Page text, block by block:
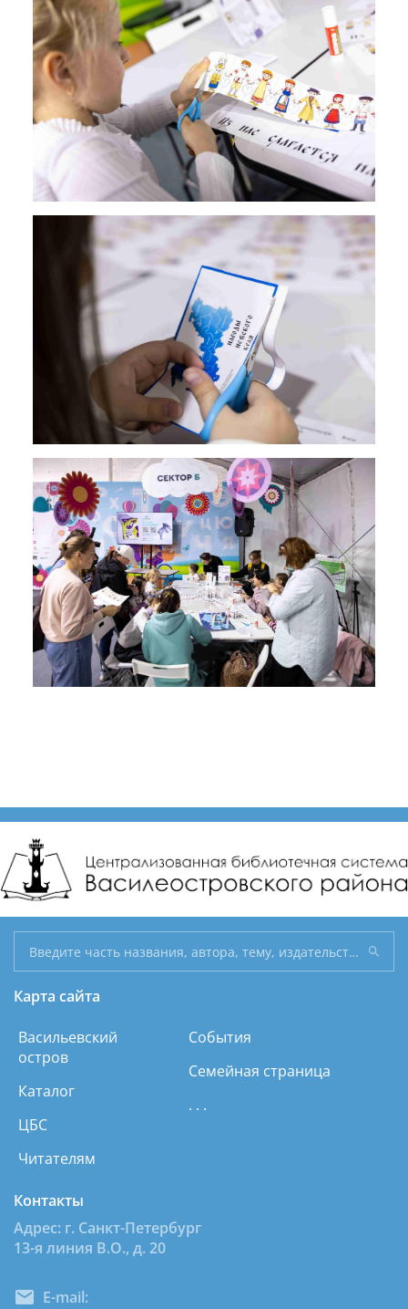
Карта сайта
Васильевский
остров
Каталог
ЦБС
Читателям
События
Семейная страница
. . .
Контакты
Адрес: г. Санкт-Петербург
13-я линия В.О., д. 20
E-mail: